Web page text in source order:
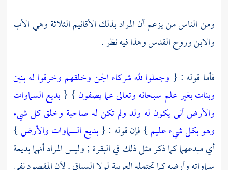
ومن الناس من يزعم أن المراد بذلك الأقانيم الثلاثة وهي الأب
والابن وروح القدس وهذا فيه نظر .
فأما قوله : { وجعلوا لله شركاء الجن وخلقهم وخرقوا له بنين
وبنات بغير علم سبحانه وتعالى عما يصفون } { بديع السماوات
والأرض أنى يكون له ولد ولم تكن له صاحبة وخلق كل شيء
وهو بكل شيء عليم } فإن قوله : {بديع السماوات والأرض}
أي مبدعهما كما ذكر مثل ذلك في البقرة ; وليس المراد أنهما بديعة